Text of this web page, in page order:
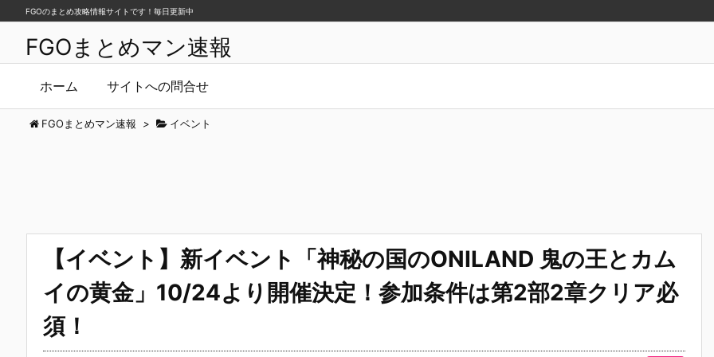
FGOまとめマン速報
ホーム サイトへの問合せ
FGOのまとめ攻略情報サイトです！毎日更新中
FGOまとめマン速報 > イベント
【イベント】新イベント「神秘の国のONILAND 鬼の王とカム
イの黄金」10/24より開催決定！参加条件は第2部2章クリア必
須！